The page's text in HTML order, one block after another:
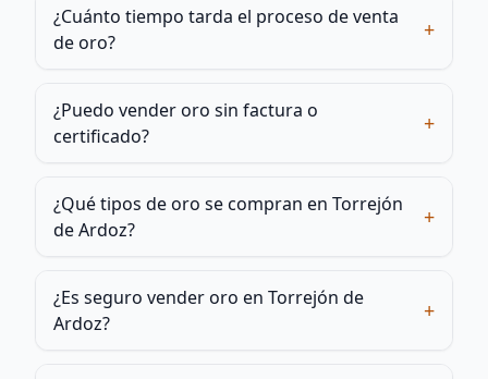
¿Cuánto tiempo tarda el proceso de venta
de oro?
+
¿Puedo vender oro sin factura o
certificado?
+
¿Qué tipos de oro se compran en Torrejón
de Ardoz?
+
¿Es seguro vender oro en Torrejón de
Ardoz?
+